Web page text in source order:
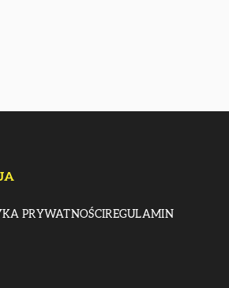
PRYWATNOŚCIREGULAMIN